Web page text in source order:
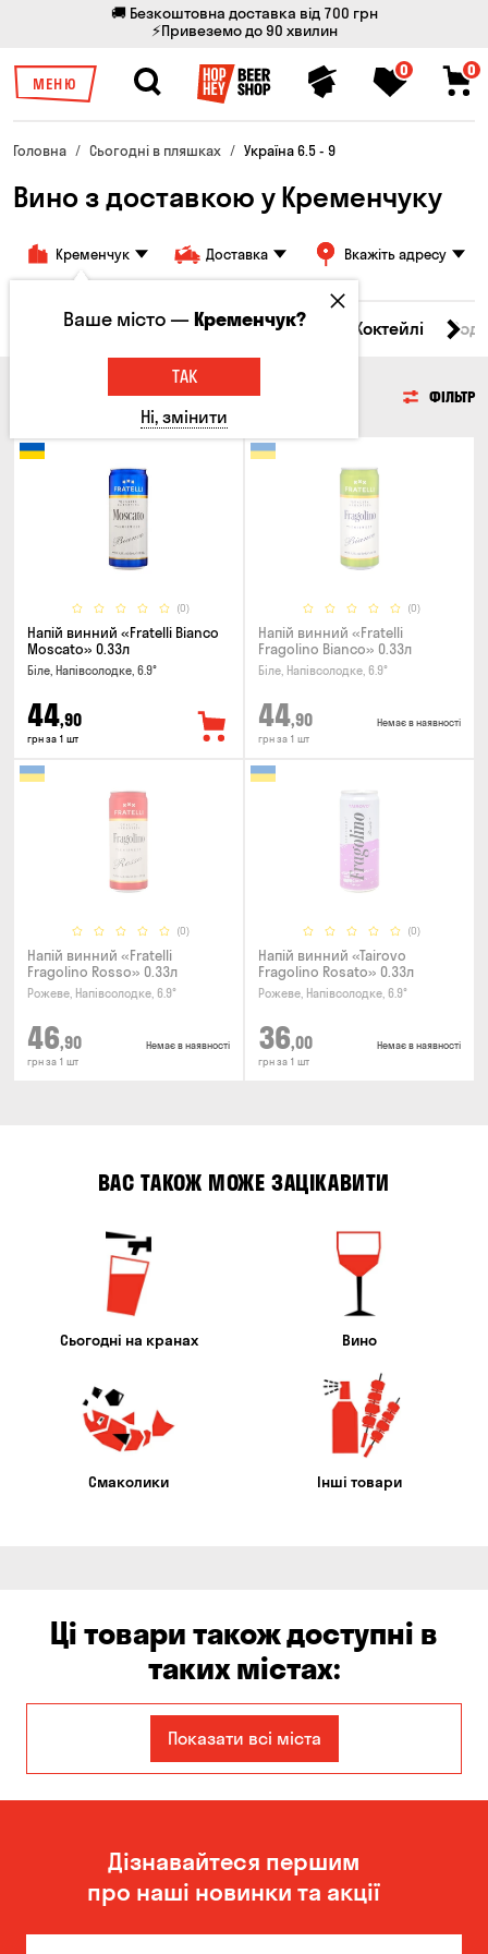
🚚 Безкоштовна доставка від 700 грн
⚡Привеземо до 90 хвилин
МЕНЮ
0 0
Головна Сьогодні в пляшках Україна 6.5 - 9
Вино з доставкою у Кременчуку
Кременчук Доставка Вкажіть адресу
Пиво Сидр Вино Віскі Коктейлі
ФІЛЬТР
(0)
Напій винний «Fratelli Bianco
Moscato» 0.33л
Біле, Напівсолодке, 6.9°
44,90
грн за 1 шт
(0)
Напій винний «Fratelli
Fragolino Bianco» 0.33л
Біле, Напівсолодке, 6.9°
44,90
грн за 1 шт
Немає в наявності
(0)
Напій винний «Fratelli
Fragolino Rosso» 0.33л
Рожеве, Напівсолодке, 6.9°
46,90
грн за 1 шт
Немає в наявності
(0)
Напій винний «Tairovo
Fragolino Rosato» 0.33л
Рожеве, Напівсолодке, 6.9°
36,00
грн за 1 шт
Немає в наявності
ВАС ТАКОЖ МОЖЕ ЗАЦІКАВИТИ
Сьогодні на кранах Вино
Смаколики Інші товари
Ці товари також доступні в
таких містах:
Боярка Білогородка
Гатне Гора
Запоріжжя Кам'яні Потоки
Показати всі міста
Дізнавайтеся першим
про наші новинки та акції
Ваше місто —Кременчук?
ТАК
Ні, змінити